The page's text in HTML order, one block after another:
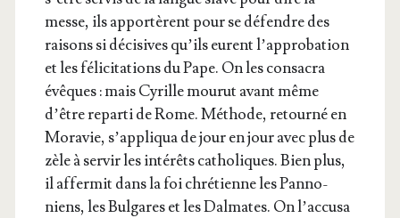
messe, ils appor­tèrent pour se défendre des
rai­sons si déci­sives qu’ils eurent l’ap­pro­ba­tion
et les féli­ci­ta­tions du Pape. On les consa­cra
évêques : mais Cyrille mou­rut avant même
d’être repar­ti de Rome. Méthode, retour­né en
Mora­vie, s’ap­pli­qua de jour en jour avec plus de
zèle à ser­vir les inté­rêts catho­liques. Bien plus,
il affer­mit dans la foi chré­tienne les Pan­no­
niens, les Bul­gares et les Dal­mates. On l’ac­cu­sa